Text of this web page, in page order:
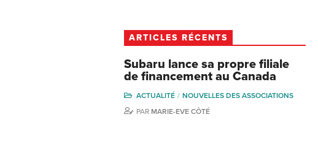
ARTICLES RÉCENTS
Subaru lance sa propre filiale
de financement au Canada
ACTUALITÉ
NOUVELLES DES ASSOCIATIONS
PAR MARIE-EVE CÔTÉ